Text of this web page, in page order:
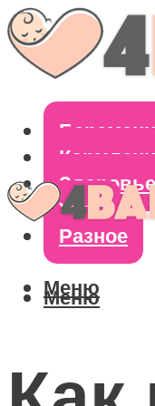
Здоровье
Уход
Разное
Меню
Меню